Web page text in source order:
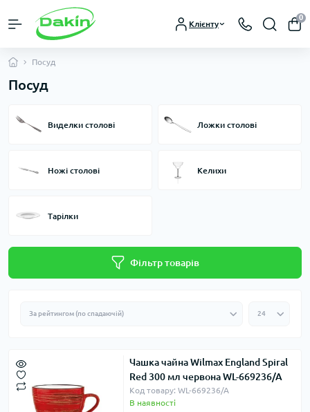
Клієнту
0
Посуд
Посуд
Виделки столові Ложки столові
Ножі столові Келихи
Тарілки
Фільтр товарів
Чашка чайна Wilmax England Spiral
Red 300 мл червона WL-669236/A
Код товару: WL-669236/A
В наявності